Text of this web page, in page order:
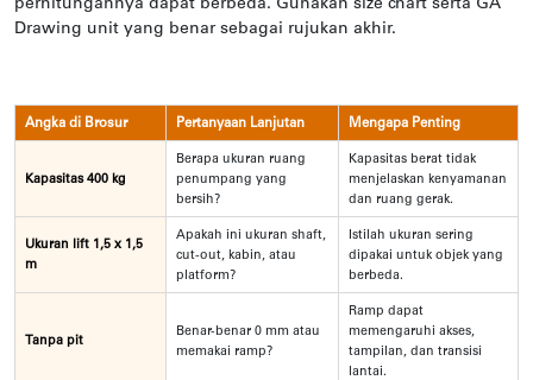
perhitungannya dapat berbeda. Gunakan size chart serta GA
Drawing unit yang benar sebagai rujukan akhir.
Angka di Brosur Pertanyaan Lanjutan Mengapa Penting
Kapasitas 400 kg
Berapa ukuran ruang
penumpang yang
bersih?
Kapasitas berat tidak
menjelaskan kenyamanan
dan ruang gerak.
Ukuran lift 1,5 x 1,5
m
Apakah ini ukuran shaft,
cut-out, kabin, atau
platform?
Istilah ukuran sering
dipakai untuk objek yang
berbeda.
Tanpa pit
Benar-benar 0 mm atau
memakai ramp?
Ramp dapat
memengaruhi akses,
tampilan, dan transisi
lantai.